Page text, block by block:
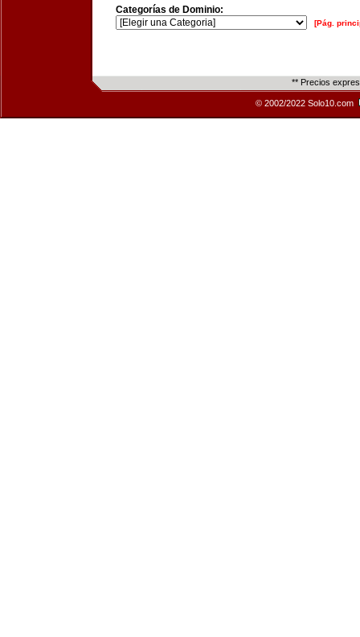
Categorías de Dominio:
[Pág.
** Precios
© 2002/2022 Solo10.com